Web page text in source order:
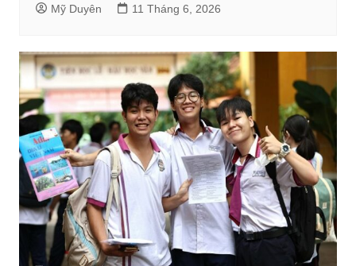
Mỹ Duyên 11 Tháng 6, 2026